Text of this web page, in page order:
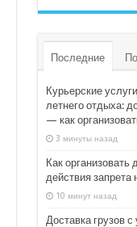
Последние
Курьерские
летнего отдыха:
— как
3 минуты назад
Как организовать
действия запрета
10 минут назад
Доставка грузов